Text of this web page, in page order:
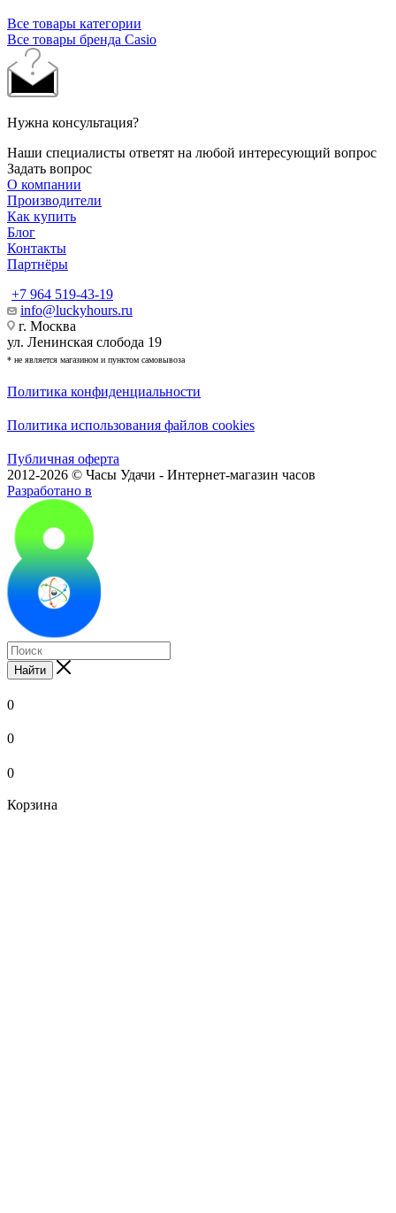
Все товары категории
Все товары бренда Casio
Нужна консультация?
Наши специалисты ответят на любой интересующий вопрос
Задать вопрос
О компании
Производители
Как купить
Блог
Контакты
Партнёры
+7 964 519-43-19
info@luckyhours.ru
г. Москва
ул. Ленинская слобода 19
* не является магазином и пунктом самовывоза
Политика конфиденциальности
Политика использования файлов cookies
Публичная оферта
2012-2026 © Часы Удачи - Интернет-магазин часов
Разработано в
Найти
0
0
0
Корзина